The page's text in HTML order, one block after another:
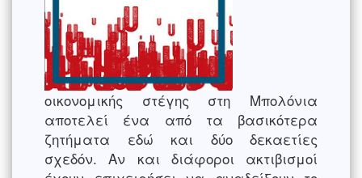
οικονομικής στέγης στη Μπολόνια
αποτελεί ένα από τα βασικότερα
ζητήματα εδώ και δύο δεκαετίες
σχεδόν. Αν και διάφοροι ακτιβισμοί